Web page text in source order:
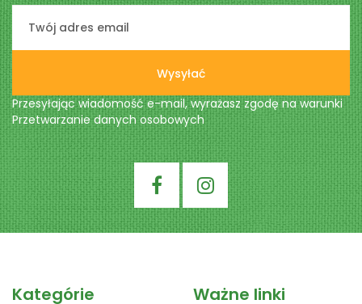
Wysyłać
Przesyłając wiadomość e-mail, wyrażasz zgodę na warunki
Przetwarzanie danych osobowych
Kategórie Ważne linki